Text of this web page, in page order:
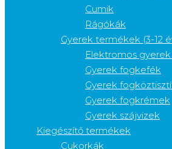
Cumik
Rágókák
Gyerek termékek (3-12
Elektromos
Gyerek fogkefék
Gyerek
Gyerek fogkrémek
Gyerek szájvizek
Kiegészítő termékek
Cukorkák